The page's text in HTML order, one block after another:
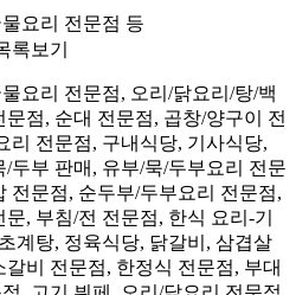
요리 전문점 등
록보기
요리 전문점, 오리/닭요리/탕/백
점, 순대 전문점, 곱창/양구이 전
리 전문점, 구내식당, 기사식당,
두부 판매, 유부/묵/두부요리 전문
전문점, 순두부/두부요리 전문점,
, 부침/전 전문점, 한식 요리-기
계탕, 정육식당, 닭갈비, 삼겹살
비 전문점, 한정식 전문점, 부대